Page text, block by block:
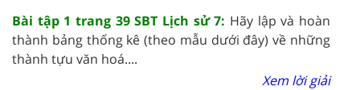
Bài tập 1 trang 39 SBT Lịch sử 7: Hãy lập và hoàn
thành bảng thống kê (theo mẫu dưới đây) về những
thành tựu văn hoá....
Xem lời giải